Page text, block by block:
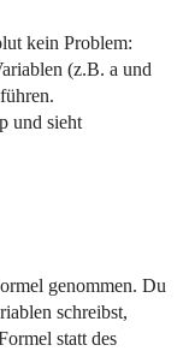
kein Problem:
(z.B. a und
und sieht
genommen. Du
schreibst,
statt des